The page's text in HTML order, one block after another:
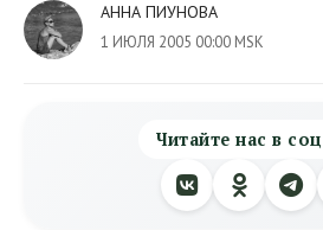
АННА ПИУНОВА
1 ИЮЛЯ 2005 00:00 MSK
Читайте нас в